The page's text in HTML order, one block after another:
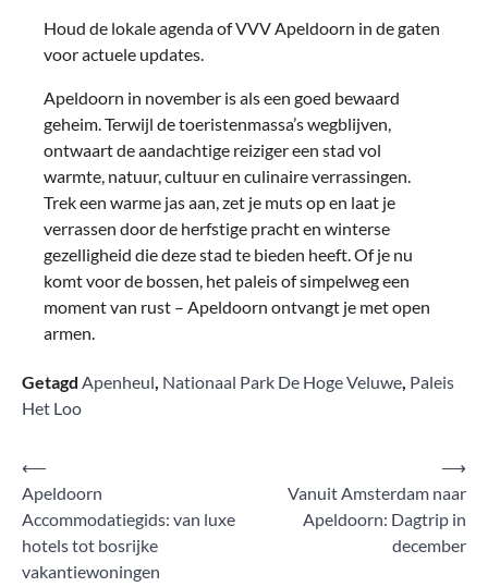
Houd de lokale agenda of VVV Apeldoorn in de gaten
voor actuele updates.
Apeldoorn in november is als een goed bewaard
geheim. Terwijl de toeristenmassa’s wegblijven,
ontwaart de aandachtige reiziger een stad vol
warmte, natuur, cultuur en culinaire verrassingen.
Trek een warme jas aan, zet je muts op en laat je
verrassen door de herfstige pracht en winterse
gezelligheid die deze stad te bieden heeft. Of je nu
komt voor de bossen, het paleis of simpelweg een
moment van rust – Apeldoorn ontvangt je met open
armen.
Getagd Apenheul, Nationaal Park De Hoge Veluwe, Paleis
Het Loo
Bericht
navigatie
⟵
Apeldoorn
Accommodatiegids: van luxe
hotels tot bosrijke
vakantiewoningen
Vanuit Amsterdam naar
Apeldoorn: Dagtrip in
december
⟶